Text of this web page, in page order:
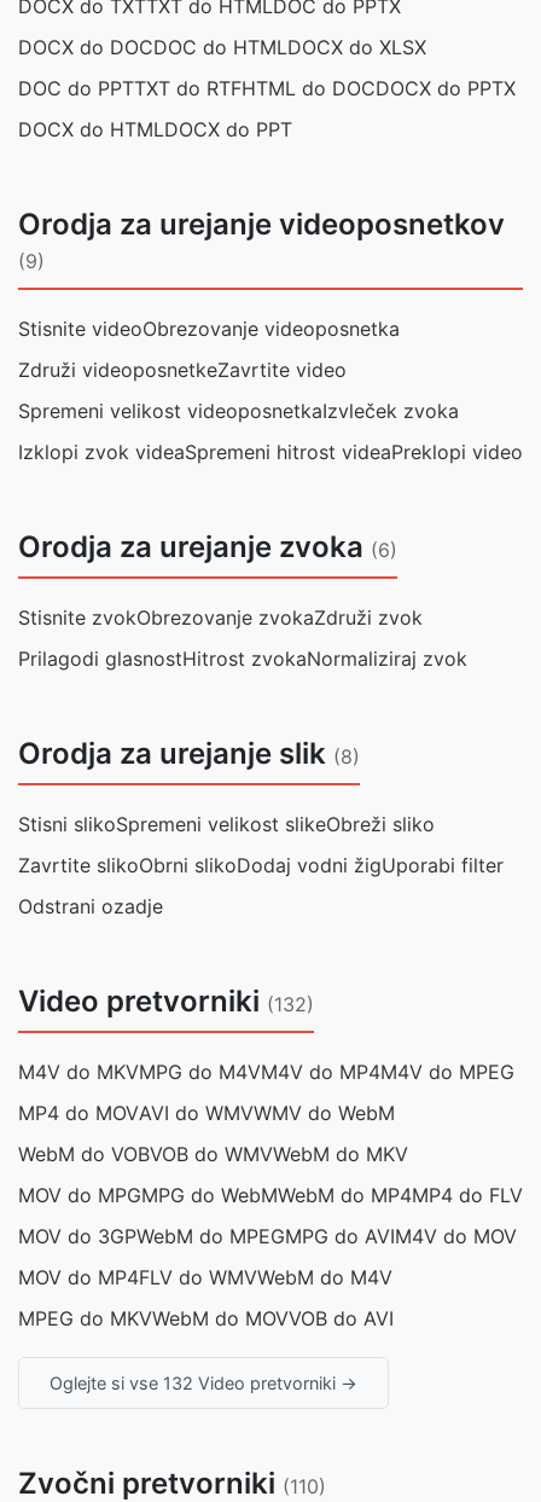
DOCX do TXTTXT do HTMLDOC do PPTX
DOCX do DOCDOC do HTMLDOCX do XLSX
DOC do PPTTXT do RTFHTML do DOCDOCX do PPTX
DOCX do HTMLDOCX do PPT
Orodja za urejanje videoposnetkov
(9)
Stisnite videoObrezovanje videoposnetka
Združi videoposnetkeZavrtite video
Spremeni velikost videoposnetkaIzvleček zvoka
Izklopi zvok videaSpremeni hitrost videaPreklopi video
Orodja za urejanje zvoka (6)
Stisnite zvokObrezovanje zvokaZdruži zvok
Prilagodi glasnostHitrost zvokaNormaliziraj zvok
Orodja za urejanje slik (8)
Stisni slikoSpremeni velikost slikeObreži sliko
Zavrtite slikoObrni slikoDodaj vodni žigUporabi filter
Odstrani ozadje
Video pretvorniki (132)
M4V do MKVMPG do M4VM4V do MP4M4V do MPEG
MP4 do MOVAVI do WMVWMV do WebM
WebM do VOBVOB do WMVWebM do MKV
MOV do MPGMPG do WebMWebM do MP4MP4 do FLV
MOV do 3GPWebM do MPEGMPG do AVIM4V do MOV
MOV do MP4FLV do WMVWebM do M4V
MPEG do MKVWebM do MOVVOB do AVI
Oglejte si vse 132 Video pretvorniki →
Zvočni pretvorniki (110)